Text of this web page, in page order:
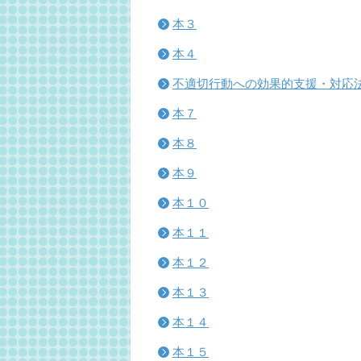
本３
本４
不適切行動への効果的支援・対応
本７
本８
本９
本１０
本１１
本１２
本１３
本１４
本１５